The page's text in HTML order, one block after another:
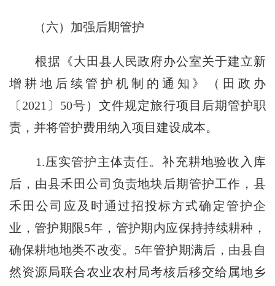
（六）加强后期管护
根据《大田县人民政府办公室关于建立新
增耕地后续管护机制的通知》（田政办
〔2021〕50号）文件规定旅行项目后期管护职
责，并将管护费用纳入项目建设成本。
1.压实管护主体责任。补充耕地验收入库
后，由县禾田公司负责地块后期管护工作，县
禾田公司应及时通过招投标方式确定管护企
业，管护期限5年，管护期内应保持持续耕种，
确保耕地地类不改变。5年管护期满后，由县自
然资源局联合农业农村局考核后移交给属地乡